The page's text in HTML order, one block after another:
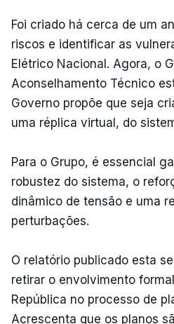
Foi criado há cerca de um
riscos e identificar as
Elétrico Nacional. Agora, o
Aconselhamento Técnico
Governo propõe que seja
uma réplica virtual, do
Para o Grupo, é essencial
robustez do sistema, o
dinâmico de tensão e uma
perturbações.
O relatório publicado esta
retirar o envolvimento
República no processo de
Acrescenta que os planos